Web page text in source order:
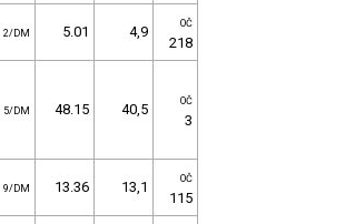
2/DM 5.01 4,9 OČ
218
5/DM 48.15 40,5 OČ
3
9/DM 13.36 13,1 OČ
115